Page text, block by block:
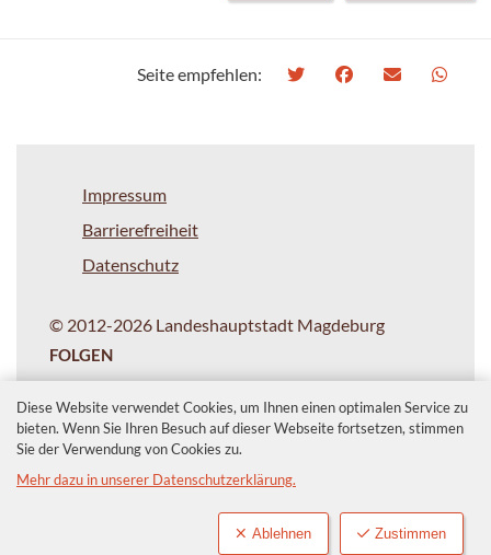
Diese Website verwendet Cookies, um Ihnen einen optimalen Service zu
bieten. Wenn Sie Ihren Besuch auf dieser Webseite fortsetzen, stimmen
Sie der Verwendung von Cookies zu.
Mehr dazu in unserer Datenschutzerklärung.
Ablehnen Zustimmen
Seite empfehlen:
Impressum
Barrierefreiheit
Datenschutz
© 2012-2026 Landeshauptstadt Magdeburg
FOLGEN